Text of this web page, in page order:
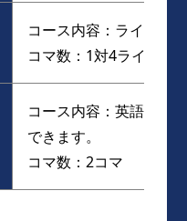
コース内容：ライティ
コマ数：1対4ライティ
コース内容：英語を柔
できます。
コマ数：2コマ